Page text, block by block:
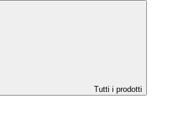
Tutti i prodotti